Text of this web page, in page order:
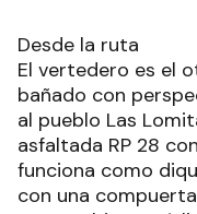
Desde la ruta
El vertedero es el
bañado con
al pueblo Las
asfaltada RP 28
funciona como
con una